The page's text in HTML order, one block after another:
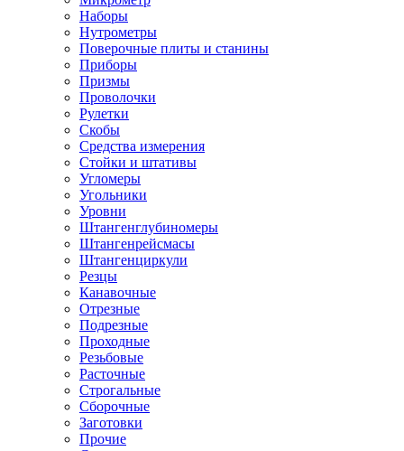
Наборы
Нутрометры
Поверочные плиты и станины
Приборы
Призмы
Проволочки
Рулетки
Скобы
Средства измерения
Стойки и штативы
Угломеры
Угольники
Уровни
Штангенглубиномеры
Штангенрейсмасы
Штангенциркули
Резцы
Канавочные
Отрезные
Подрезные
Проходные
Резьбовые
Расточные
Строгальные
Сборочные
Заготовки
Прочие